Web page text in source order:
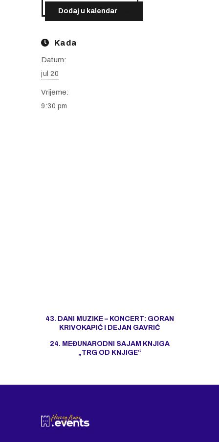
Dodaj u kalendar
Kada
Datum:
jul 20
Vrijeme:
9:30 pm
43. DANI MUZIKE – KONCERT: GORAN
KRIVOKAPIĆ I DEJAN GAVRIĆ
24. MEĐUNARODNI SAJAM KNJIGA
„TRG OD KNJIGE“